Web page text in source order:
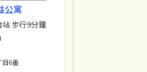
公寓
步行9分鐘
目6番